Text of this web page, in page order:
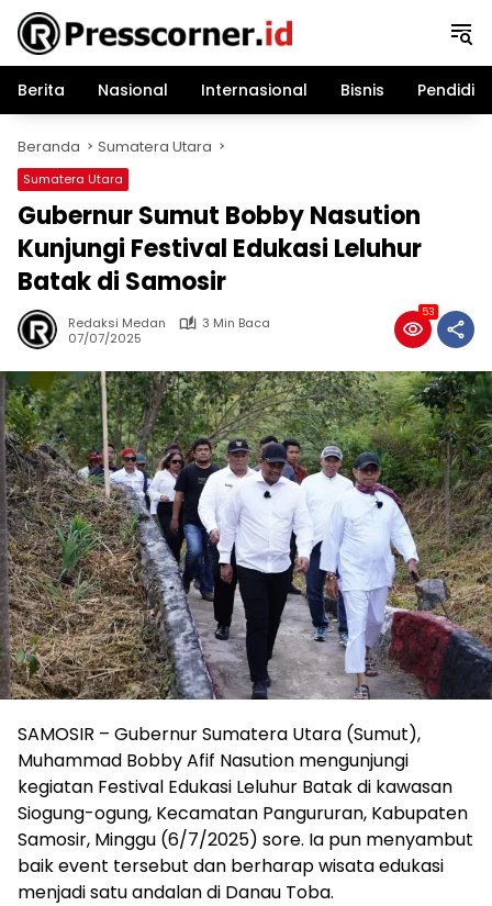
Langsung
konten
Berita
Nasional Internasional Bisnis
Beranda Sumatera Utara
Sumatera Utara
Gubernur Sumut Bobby Nasution
Kunjungi Festival Edukasi Leluhur
Batak di Samosir
Redaksi Medan
3 Min Baca
07/07/2025
53
SAMOSIR – Gubernur Sumatera Utara (Sumut),
Muhammad Bobby Afif Nasution mengunjungi
kegiatan Festival Edukasi Leluhur Batak di kawasan
Siogung-ogung, Kecamatan Pangururan, Kabupaten
Samosir, Minggu (6/7/2025) sore. Ia pun menyambut
baik event tersebut dan berharap wisata edukasi
menjadi satu andalan di Danau Toba.